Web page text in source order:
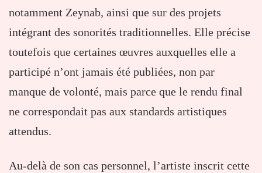
notamment Zeynab, ainsi que sur des projets
intégrant des sonorités traditionnelles. Elle précise
toutefois que certaines œuvres auxquelles elle a
participé n’ont jamais été publiées, non par
manque de volonté, mais parce que le rendu final
ne correspondait pas aux standards artistiques
attendus.
Au-delà de son cas personnel, l’artiste inscrit cette